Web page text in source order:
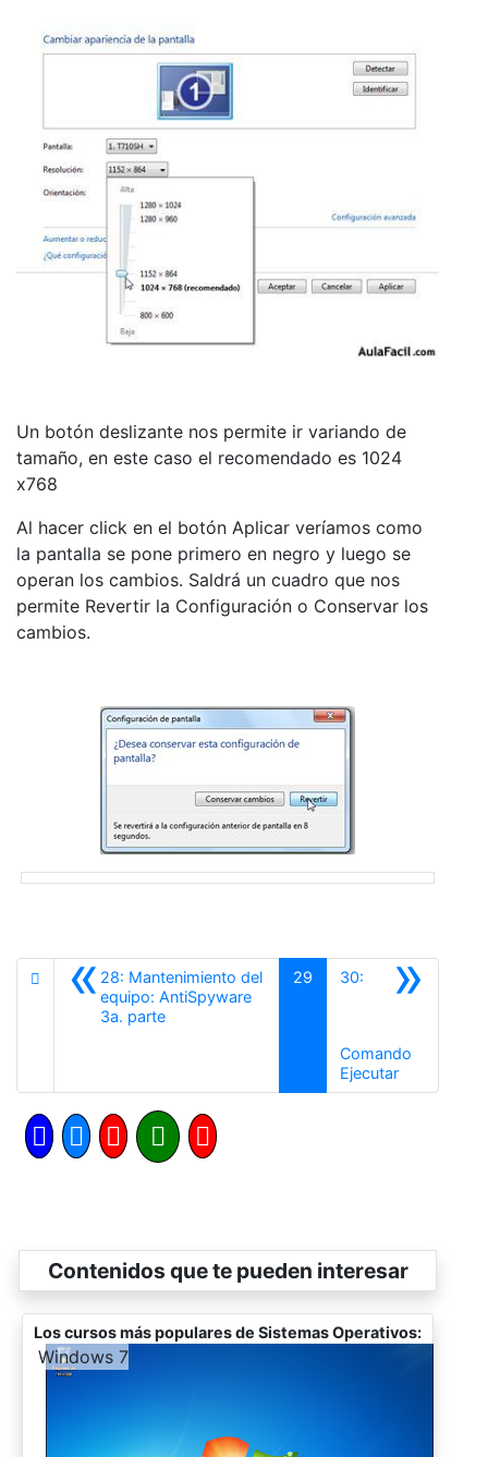
Un botón deslizante nos permite ir variando de
tamaño, en este caso el recomendado es 1024
x768
Al hacer click en el botón Aplicar veríamos como
la pantalla se pone primero en negro y luego se
operan los cambios. Saldrá un cuadro que nos
permite Revertir la Configuración o Conservar los
cambios.
«28: Mantenimiento del
equipo: AntiSpyware
3a. parteAnterior
29 »
30:
Comando
EjecutarSiguiente
Contenidos que te pueden interesar
Los cursos más populares de Sistemas Operativos:
-
Windows 7